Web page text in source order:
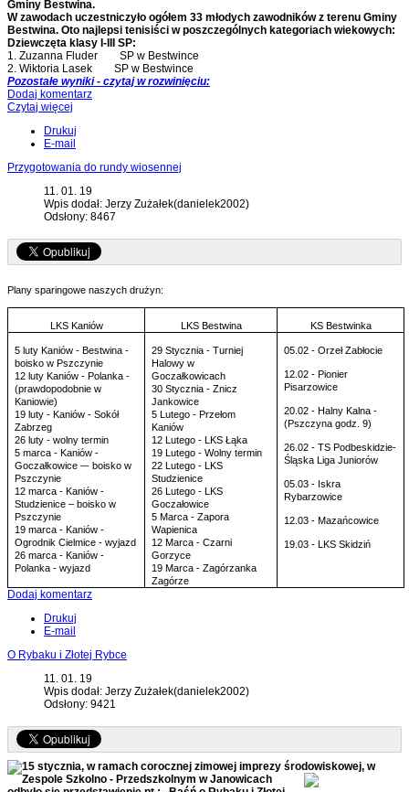
Gminy Bestwina.
W zawodach uczestniczyło ogółem 33 młodych zawodników z terenu Gminy
Bestwina. Oto najlepsi tenisiści w poszczególnych kategoriach wiekowych:
Dziewczęta klasy I-III SP:
1. Zuzanna Fluder SP w Bestwince
2. Wiktoria Lasek SP w Bestwince
Pozostałe wyniki - czytaj w rozwinięciu:
Dodaj komentarz
Czytaj więcej
Drukuj
E-mail
Przygotowania do rundy wiosennej
11. 01. 19
Wpis dodał: Jerzy Zużałek(danielek2002)
Odsłony: 8467
Plany sparingowe naszych drużyn:
LKS Kaniów LKS Bestwina KS Bestwinka
5 luty Kaniów - Bestwina -
boisko w Pszczynie
12 luty Kaniów - Polanka -
(prawdopodobnie w
Kaniowie)
19 luty - Kaniów - Sokół
Zabrzeg
26 luty - wolny termin
5 marca - Kaniów -
Goczałkowice –- boisko w
Pszczynie
12 marca - Kaniów -
Studzienice – boisko w
Pszczynie
19 marca - Kaniów -
Ogrodnik Cielmice - wyjazd
26 marca - Kaniów -
Polanka - wyjazd
29 Stycznia - Turniej
Halowy w
Goczałkowicach
30 Stycznia - Znicz
Jankowice
5 Lutego - Przełom
Kaniów
12 Lutego - LKS Łąka
19 Lutego - Wolny termin
22 Lutego - LKS
Studzienice
26 Lutego - LKS
Goczałowice
5 Marca - Zapora
Wapienica
12 Marca - Czarni
Gorzyce
19 Marca - Zagórzanka
Zagórze
05.02 - Orzeł Zabłocie
12.02 - Pionier
Pisarzowice
20.02 - Halny Kalna -
(Pszczyna godz. 9)
26.02 - TS Podbeskidzie-
Śląska Liga Juniorów
05.03 - Iskra
Rybarzowice
12.03 - Mazańcowice
19.03 - LKS Skidziń
Dodaj komentarz
Drukuj
E-mail
O Rybaku i Złotej Rybce
11. 01. 19
Wpis dodał: Jerzy Zużałek(danielek2002)
Odsłony: 9421
15 stycznia, w ramach corocznej zimowej imprezy środowiskowej, w
Zespole Szkolno - Przedszkolnym w Janowicach